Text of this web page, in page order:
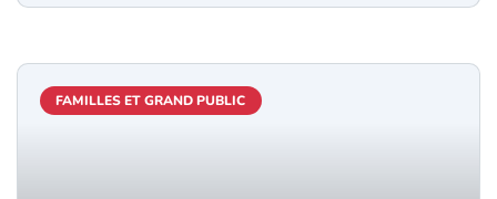
FAMILLES ET GRAND PUBLIC